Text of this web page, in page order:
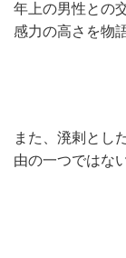
年上の男性との
感力の高さを物
また、溌剌とし
由の一つではな